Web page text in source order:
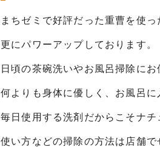
まちゼミで好評だった重曹を使
更にパワーアップしております。
日頃の茶碗洗いやお風呂掃除にお
何よりも身体に優しく、お風呂に
毎日使用する洗剤だからこそナチ
使い方などの掃除の方法は店舗で